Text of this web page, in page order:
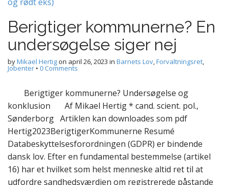
Berigtiger kommunerne? En
undersøgelse siger nej
byMikael Hertigon april 26, 2023 in Barnets Lov,Forvaltningsret,
Jobenter • 0 Comments
Berigtiger kommunerne? Undersøgelse og
konklusion Af Mikael Hertig * cand. scient. pol.,
Sønderborg Artiklen kan downloades som pdf
Hertig2023BerigtigerKommunerne Resumé
Databeskyttelsesforordningen (GDPR) er bindende
dansk lov. Efter en fundamental bestemmelse (artikel
16) har et hvilket som helst menneske altid ret til at
udfordre sandhedsværdien om registrerede påstande